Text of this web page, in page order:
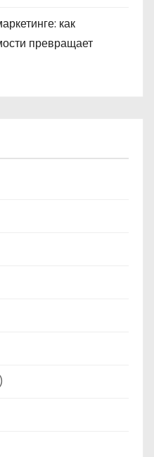
как
превращает